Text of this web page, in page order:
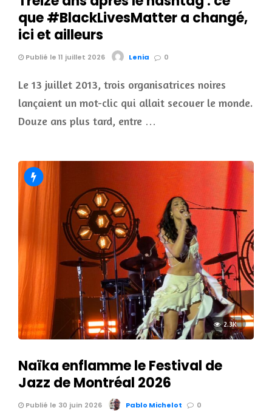
que #BlackLivesMatter a changé,
ici et ailleurs
Publié le 11 juillet 2026 Lenia 0
Le 13 juillet 2013, trois organisatrices noires
lançaient un mot-clic qui allait secouer le monde.
Douze ans plus tard, entre …
2.3K
Naïka enflamme le Festival de
Jazz de Montréal 2026
Publié le 30 juin 2026 Pablo Michelot 0